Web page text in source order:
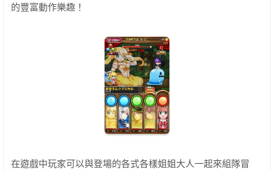
的豐富動作樂趣！
在遊戲中玩家可以與登場的各式各樣姐姐大人一起來組隊冒